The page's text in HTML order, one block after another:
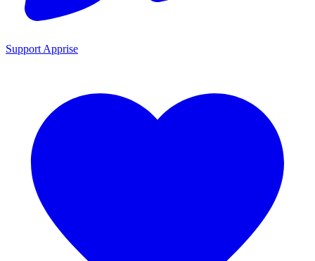
Support Apprise